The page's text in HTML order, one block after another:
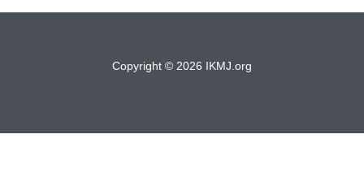
Copyright © 2026 IKMJ.org